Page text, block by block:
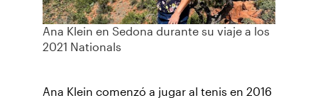
Ana Klein en Sedona durante su viaje a los
2021 Nationals
Ana Klein comenzó a jugar al tenis en 2016